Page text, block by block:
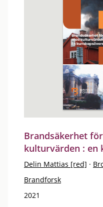
Brandsäkerhet
kulturvärden : en
Delin Mattias [red] ·
Brandforsk
2021